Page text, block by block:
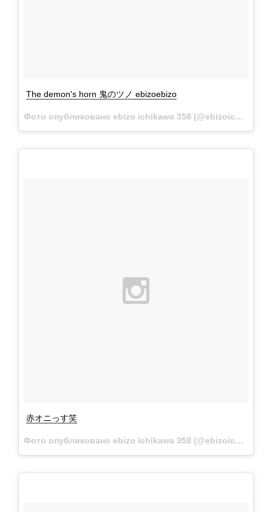
The demon's horn 鬼のツノ ebizoebizo
Фото опубликовано ebizo ichikawa 358 (@ebizoichikawa.ebizoichikawa)
赤オニっす笑
Фото опубликовано ebizo ichikawa 358 (@ebizoichikawa.ebizoichikawa)